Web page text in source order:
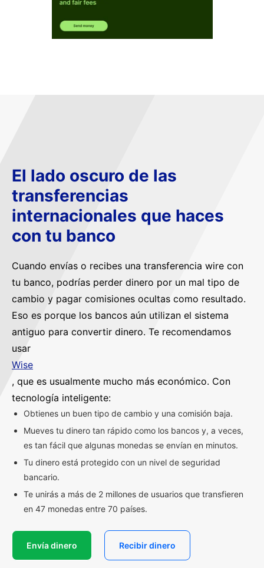
El lado oscuro de las
transferencias
internacionales que haces
con tu banco
Cuando envías o recibes una transferencia wire con
tu banco, podrías perder dinero por un mal tipo de
cambio y pagar comisiones ocultas como resultado.
Eso es porque los bancos aún utilizan el sistema
antiguo para convertir dinero. Te recomendamos
usar
Wise
, que es usualmente mucho más económico. Con
tecnología inteligente:
Obtienes un buen tipo de cambio y una comisión baja.
Mueves tu dinero tan rápido como los bancos y, a veces,
es tan fácil que algunas monedas se envían en minutos.
Tu dinero está protegido con un nivel de seguridad
bancario.
Te unirás a más de 2 millones de usuarios que transfieren
en 47 monedas entre 70 países.
Envía dinero Recibir dinero